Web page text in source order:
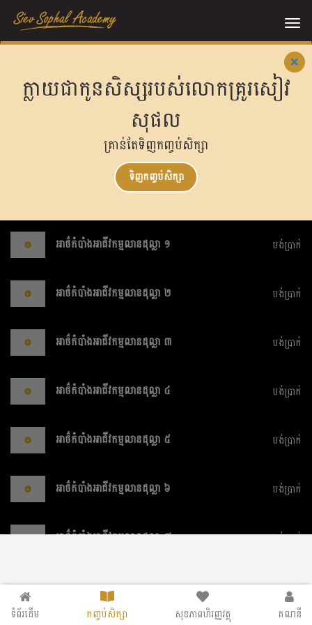
ក្លាយជាកូនសិស្សរបស់លោកគ្រូរសៀវ
សុផល
គ្រាន់តែទិញកញ្ចប់សិក្សា
ទិញកញ្ចប់សិក្សា
អាថ៌កំបាំងអាជីវកម្មលានដុល្លា ១ បង់ប្រាក់
អាថ៌កំបាំងអាជីវកម្មលានដុល្លា ២ បង់ប្រាក់
អាថ៌កំបាំងអាជីវកម្មលានដុល្លា ៣ បង់ប្រាក់
អាថ៌កំបាំងអាជីវកម្មលានដុល្លា ៤ បង់ប្រាក់
អាថ៌កំបាំងអាជីវកម្មលានដុល្លា ៥ បង់ប្រាក់
អាថ៌កំបាំងអាជីវកម្មលានដុល្លា ៦ បង់ប្រាក់
អាថ៌កំបាំងអាជីវកម្មលានដុល្លា ៧ បង់ប្រាក់
អាថ៌កំបាំងអាជីវកម្មលានដុល្លា ៨
បង់ប្រាក់
ទំព័រដើម
កញ្ចប់សិក្សា សុខភាពហិរញ្ញវត្ថុ គណនី